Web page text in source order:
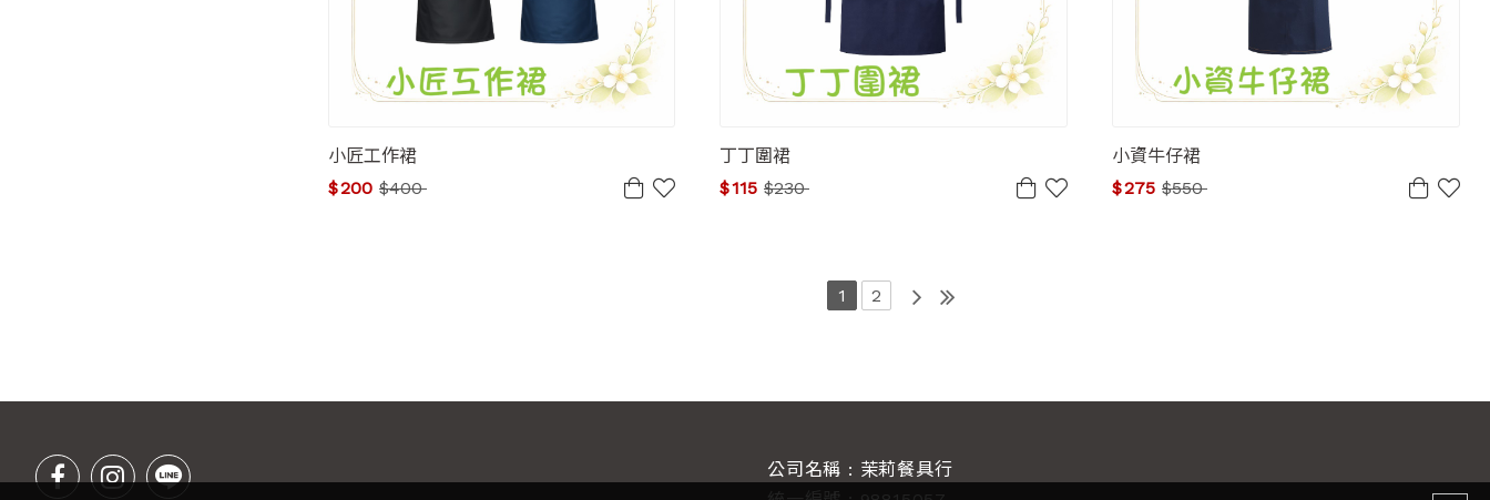
小匠工作裙
$400
$200
丁丁圍裙
$230
$115
小資牛仔裙
$550
$275
1 2
公司名稱 : 茉莉餐具行